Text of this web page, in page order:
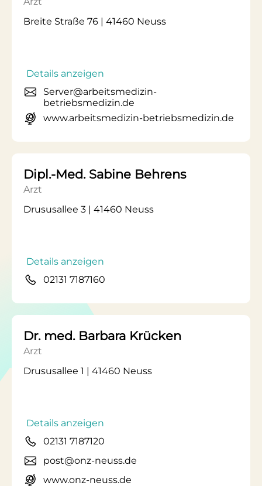
Breite Straße 76 | 41460 Neuss
Details anzeigen
Server@arbeitsmedizin-
betriebsmedizin.de
www.arbeitsmedizin-betriebsmedizin.de
Dipl.-Med. Sabine Behrens
Arzt
Drususallee 3 | 41460 Neuss
Details anzeigen
02131 7187160
Dr. med. Barbara Krücken
Arzt
Drususallee 1 | 41460 Neuss
Details anzeigen
02131 7187120
post@onz-neuss.de
www.onz-neuss.de